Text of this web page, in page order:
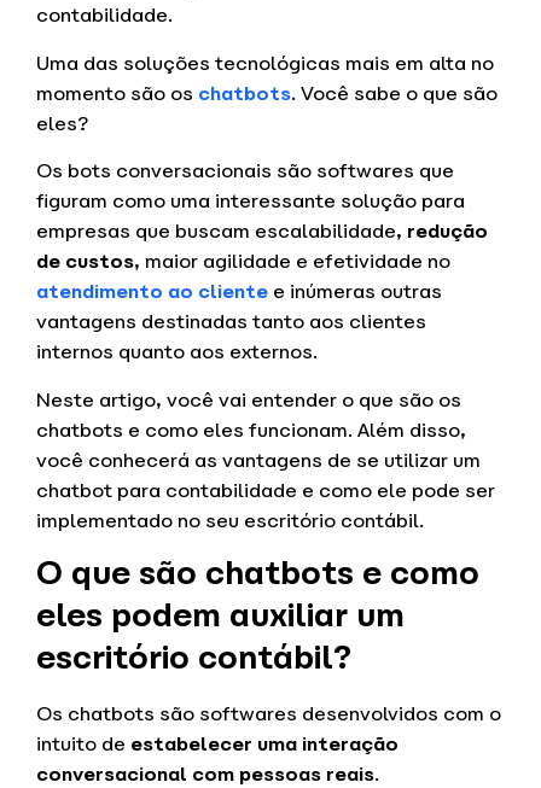
contabilidade.
Uma das soluções tecnológicas mais em alta no
momento são os chatbots. Você sabe o que são
eles?
Os bots conversacionais são softwares que
figuram como uma interessante solução para
empresas que buscam escalabilidade, redução
de custos, maior agilidade e efetividade no
atendimento ao cliente e inúmeras outras
vantagens destinadas tanto aos clientes
internos quanto aos externos.
Neste artigo, você vai entender o que são os
chatbots e como eles funcionam. Além disso,
você conhecerá as vantagens de se utilizar um
chatbot para contabilidade e como ele pode ser
implementado no seu escritório contábil.
O que são chatbots e como
eles podem auxiliar um
escritório contábil?
Os chatbots são softwares desenvolvidos com o
intuito de estabelecer uma interação
conversacional com pessoas reais.